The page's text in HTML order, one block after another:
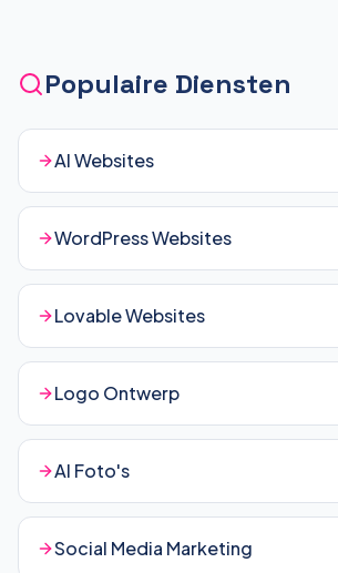
Populaire Diensten
AI Websites
WordPress Websites
Lovable Websites
Logo Ontwerp
AI Foto's
Social Media Marketing